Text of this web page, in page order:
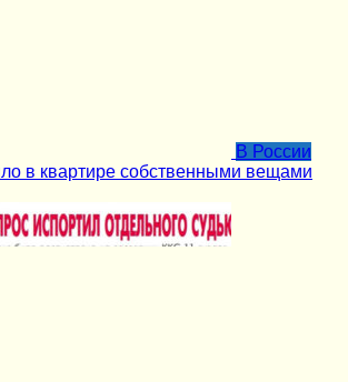
В России
в квартире собственными вещами